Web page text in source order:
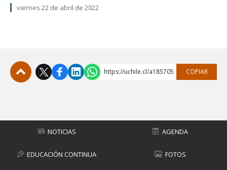
viernes 22 de abril de 2022
https://uchile.cl/a185705 COPIAR
NOTICIAS AGENDA
EDUCACIÓN CONTINUA FOTOS